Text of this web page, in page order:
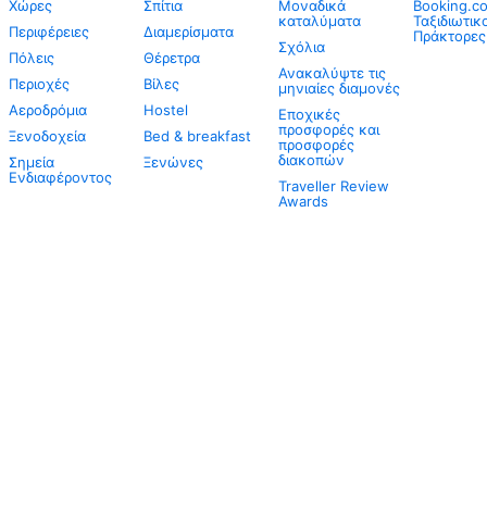
Χώρες
Περιφέρειες
Πόλεις
Περιοχές
Αεροδρόμια
Ξενοδοχεία
Σημεία
Ενδιαφέροντος
Σπίτια
Διαμερίσματα
Θέρετρα
Βίλες
Hostel
Bed & breakfast
Ξενώνες
Μοναδικά
καταλύματα
Σχόλια
Ανακαλύψτε τις
μηνιαίες διαμονές
Εποχικές
προσφορές και
προσφορές
διακοπών
Traveller Review
Awards
Πράκτορες